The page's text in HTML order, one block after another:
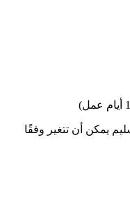
يمكن أن تتغير وفقًا